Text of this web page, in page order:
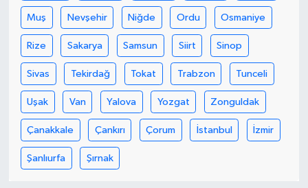
Muş Nevşehir Niğde Ordu Osmaniye
Rize Sakarya Samsun Siirt Sinop
Sivas Tekirdağ Tokat Trabzon Tunceli
Uşak Van Yalova Yozgat Zonguldak
Çanakkale Çankırı Çorum İstanbul İzmir
Şanlıurfa Şırnak